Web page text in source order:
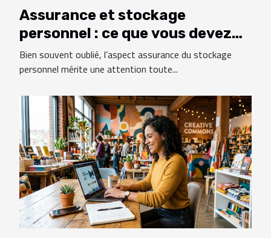
Assurance et stockage
personnel : ce que vous devez
savoir
Bien souvent oublié, l’aspect assurance du stockage
personnel mérite une attention toute...